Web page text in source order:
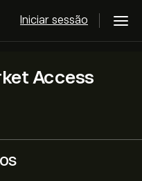
Iniciar sessão
Access